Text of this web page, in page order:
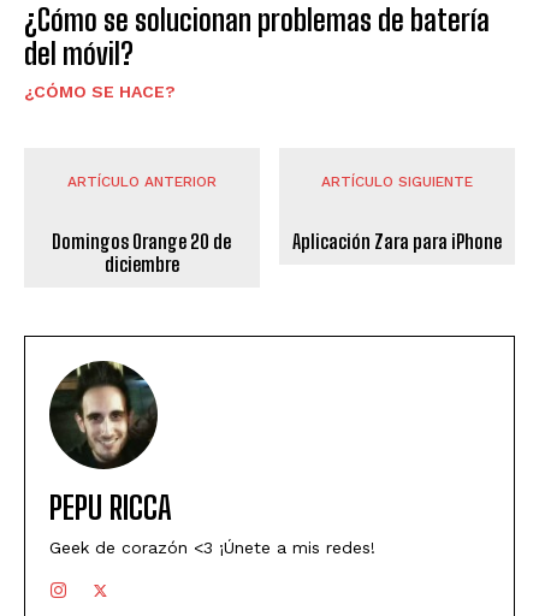
¿Cómo se solucionan problemas de batería
del móvil?
¿CÓMO SE HACE?
ARTÍCULO ANTERIOR
Domingos Orange 20 de
diciembre
ARTÍCULO SIGUIENTE
Aplicación Zara para iPhone
PEPU RICCA
Geek de corazón <3 ¡Únete a mis redes!